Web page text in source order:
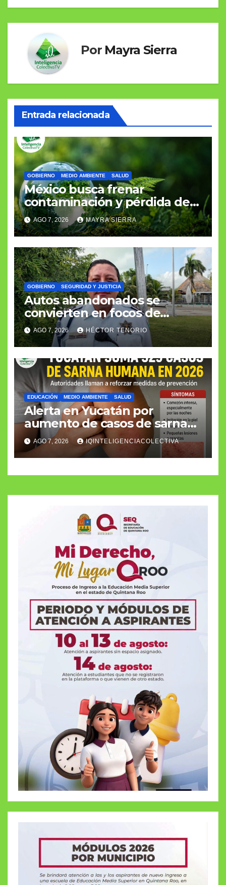
Por Mayra Sierra
Entrada relacionada
GOBIERNO MEDIO AMBIENTE SALUD
México busca frenar
contaminación y pérdida de
biodiversidad
AGO 7, 2026 MAYRA SIERRA
GOBIERNO SEGURIDAD Y JUSTICIA
Autos abandonados se
convierten en focos de
infección e inseguridad
AGO 7, 2026 HÉCTOR TENORIO
EDUCACIÓN MEDIO AMBIENTE SALUD
Alerta en Yucatán por
aumento de casos de sarna
humana
AGO 7, 2026 IQINTELIGENCIACOLECTIVA